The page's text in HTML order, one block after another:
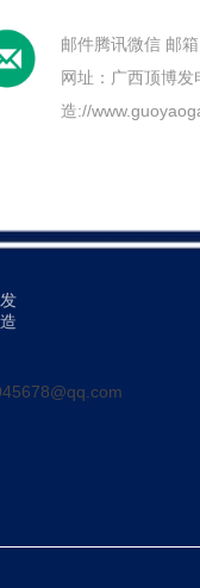
邮件腾讯微信 邮
网址： 广西顶博发
造://